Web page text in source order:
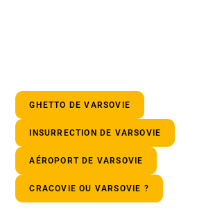
GHETTO DE VARSOVIE
INSURRECTION DE VARSOVIE
AÉROPORT DE VARSOVIE
CRACOVIE OU VARSOVIE ?